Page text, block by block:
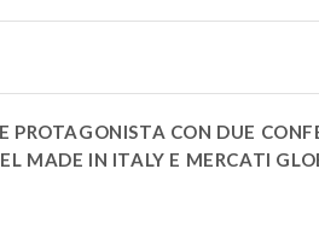
CON DUE
MADE IN ITALY E MERCATI